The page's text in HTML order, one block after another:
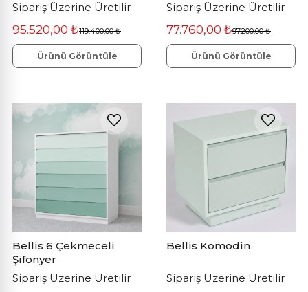
Sipariş Üzerine Üretilir
95.520,00 ₺119.400,00 ₺
Ürünü Görüntüle
Sipariş Üzerine Üretilir
77.760,00 ₺97.200,00 ₺
Ürünü Görüntüle
Bellis 6 Çekmeceli
Şifonyer
Sipariş Üzerine Üretilir
Bellis Komodin
Sipariş Üzerine Üretilir